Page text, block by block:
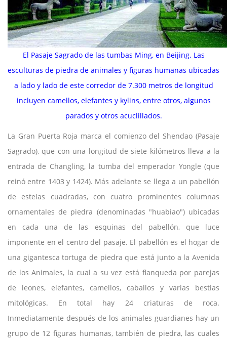
El Pasaje Sagrado de las tumbas Ming, en Beijing. Las
esculturas de piedra de animales y figuras humanas ubicadas
a lado y lado de este corredor de 7.300 metros de longitud
incluyen camellos, elefantes y kylins, entre otros, algunos
parados y otros acuclillados.
La Gran Puerta Roja marca el comienzo del Shendao (Pasaje
Sagrado), que con una longitud de siete kilómetros lleva a la
entrada de Changling, la tumba del emperador Yongle (que
reinó entre 1403 y 1424). Más adelante se llega a un pabellón
de estelas cuadradas, con cuatro prominentes columnas
ornamentales de piedra (denominadas "huabiao") ubicadas
en cada una de las esquinas del pabellón, que luce
imponente en el centro del pasaje. El pabellón es el hogar de
una gigantesca tortuga de piedra que está junto a la Avenida
de los Animales, la cual a su vez está flanqueda por parejas
de leones, elefantes, camellos, caballos y varias bestias
mitológicas. En total hay 24 criaturas de roca.
Inmediatamente después de los animales guardianes hay un
grupo de 12 figuras humanas, también de piedra, las cuales